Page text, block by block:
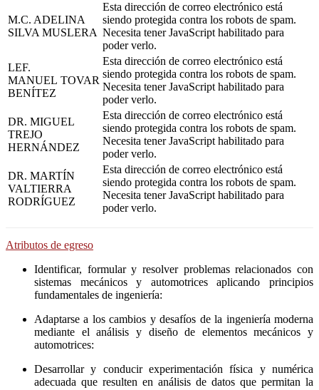
M.C. ADELINA
SILVA MUSLERA
Esta dirección de correo electrónico está
siendo protegida contra los robots de spam.
Necesita tener JavaScript habilitado para
poder verlo.
LEF.
MANUEL TOVAR
BENÍTEZ
Esta dirección de correo electrónico está
siendo protegida contra los robots de spam.
Necesita tener JavaScript habilitado para
poder verlo.
DR. MIGUEL
TREJO
HERNÁNDEZ
Esta dirección de correo electrónico está
siendo protegida contra los robots de spam.
Necesita tener JavaScript habilitado para
poder verlo.
DR. MARTÍN
VALTIERRA
RODRÍGUEZ
Esta dirección de correo electrónico está
siendo protegida contra los robots de spam.
Necesita tener JavaScript habilitado para
poder verlo.
Atributos de egreso
Identificar, formular y resolver problemas relacionados con
sistemas mecánicos y automotrices aplicando principios
fundamentales de ingeniería:
Adaptarse a los cambios y desafíos de la ingeniería moderna
mediante el análisis y diseño de elementos mecánicos y
automotrices:
Desarrollar y conducir experimentación física y numérica
adecuada que resulten en análisis de datos que permitan la